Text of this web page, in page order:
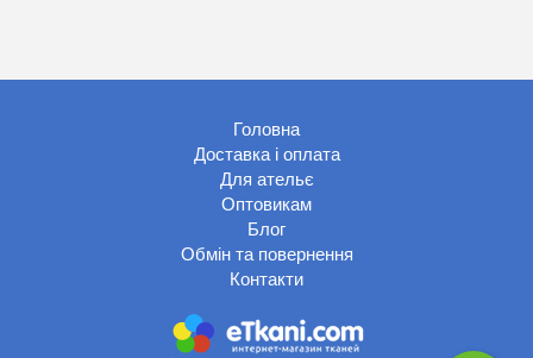
Головна
Доставка і оплата
Для ательє
Оптовикам
Блог
Обмін та повернення
Контакти